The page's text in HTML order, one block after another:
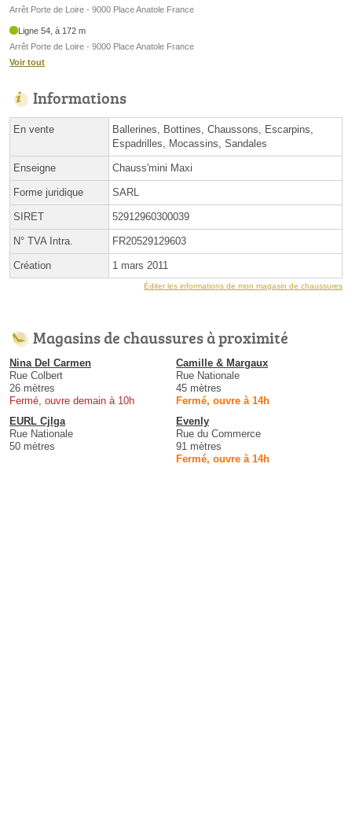
Arrêt Porte de Loire - 9000 Place Anatole France
Ligne 54, à 172 m
Arrêt Porte de Loire - 9000 Place Anatole France
Voir tout
Informations
En vente
Ballerines, Bottines, Chaussons, Escarpins,
Espadrilles, Mocassins, Sandales
Enseigne Chauss'mini Maxi
Forme juridique SARL
SIRET 52912960300039
N° TVA Intra. FR20529129603
Création 1 mars 2011
Éditer les informations de mon magasin de chaussures
Magasins de chaussures à proximité
Nina Del Carmen
Rue Colbert
26 mètres
Fermé, ouvre demain à 10h
Camille & Margaux
Rue Nationale
45 mètres
Fermé, ouvre à 14h
EURL Cjlga
Rue Nationale
50 mètres
Evenly
Rue du Commerce
91 mètres
Fermé, ouvre à 14h